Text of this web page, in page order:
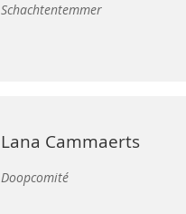
Schachtentemmer
Lana Cammaerts
Doopcomité